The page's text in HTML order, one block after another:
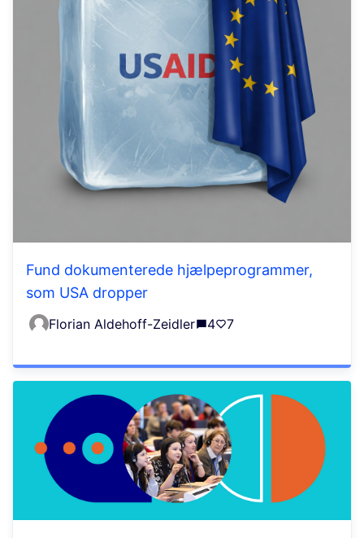
Fund dokumenterede hjælpeprogrammer,
som USA dropper
Florian Aldehoff-Zeidler 4 7